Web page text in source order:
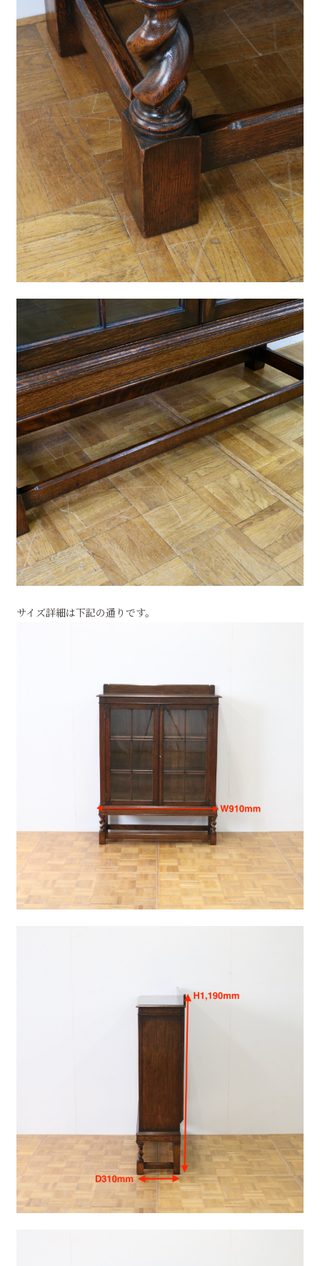
サイズ詳細は下記の通りです。